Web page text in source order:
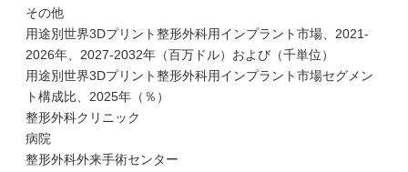
その他
用途別世界3Dプリント整形外科用インプラント市場、2021-
2026年、2027-2032年（百万ドル）および（千単位）
用途別世界3Dプリント整形外科用インプラント市場セグメン
ト構成比、2025年（％）
整形外科クリニック
病院
整形外科外来手術センター